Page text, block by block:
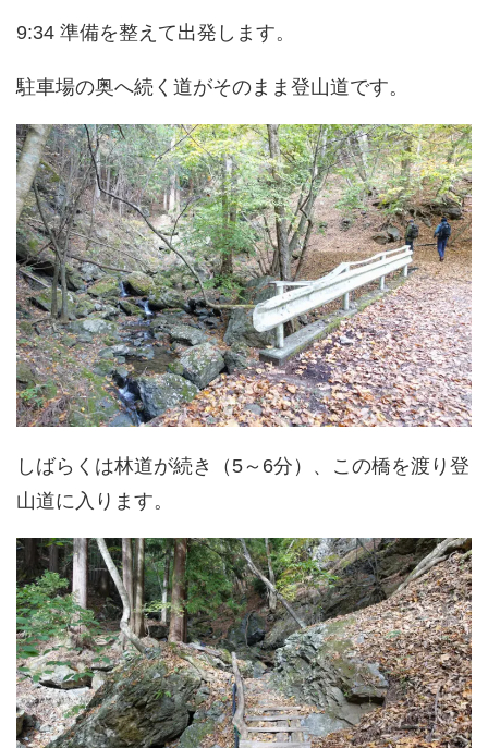
9:34 準備を整えて出発します。
駐車場の奥へ続く道がそのまま登山道です。
しばらくは林道が続き（5～6分）、この橋を渡り登
山道に入ります。